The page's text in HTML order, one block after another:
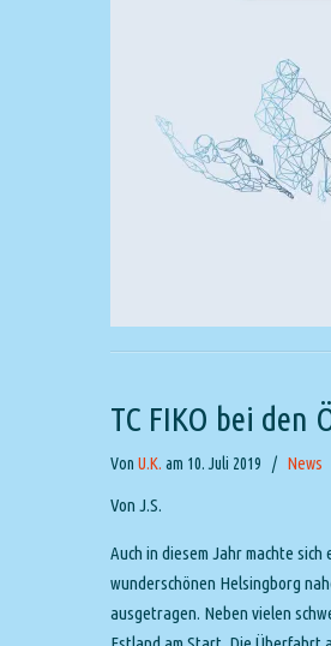
TC FIKO bei den
Von U.K. am 10. Juli 2019 / News
Von J.S.
Auch in diesem Jahr machte
wunderschönen Helsingborg
ausgetragen. Neben vielen